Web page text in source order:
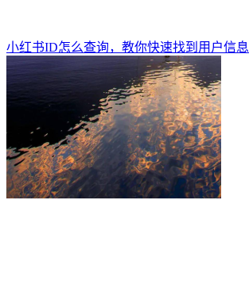
小红书ID怎么查询，教你快速找到用户信息